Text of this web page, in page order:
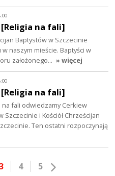
[Religia na fali]
Baptystów w Szczecinie
naszym mieście. Baptyści w
założonego… » więcej
[Religia na fali]
na fali odwiedzamy Cerkiew
Szczecinie i Kościół Chrześcijan
Ten ostatni rozpoczynają
4 5